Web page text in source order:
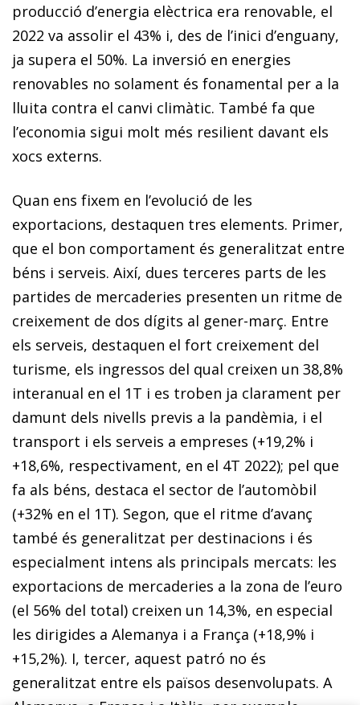
producció d’energia elèctrica era renovable, el
2022 va assolir el 43% i, des de l’inici d’enguany,
ja supera el 50%. La inversió en energies
renovables no solament és fonamental per a la
lluita contra el canvi climàtic. També fa que
l’economia sigui molt més resilient davant els
xocs externs.
Quan ens fixem en l’evolució de les
exportacions, destaquen tres elements. Primer,
que el bon comportament és generalitzat entre
béns i serveis. Així, dues terceres parts de les
partides de mercaderies presenten un ritme de
creixement de dos dígits al gener-març. Entre
els serveis, destaquen el fort creixement del
turisme, els ingressos del qual creixen un 38,8%
interanual en el 1T i es troben ja clarament per
damunt dels nivells previs a la pandèmia, i el
transport i els serveis a empreses (+19,2% i
+18,6%, respectivament, en el 4T 2022); pel que
fa als béns, destaca el sector de l’automòbil
(+32% en el 1T). Segon, que el ritme d’avanç
també és generalitzat per destinacions i és
especialment intens als principals mercats: les
exportacions de mercaderies a la zona de l’euro
(el 56% del total) creixen un 14,3%, en especial
les dirigides a Alemanya i a França (+18,9% i
+15,2%). I, tercer, aquest patró no és
generalitzat entre els països desenvolupats. A